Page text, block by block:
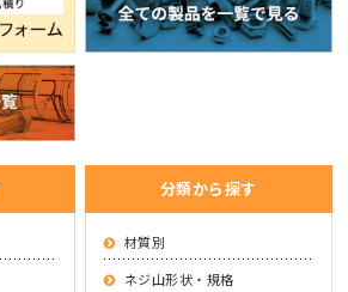
分類から探す
材質別
ネジ山形状・規格